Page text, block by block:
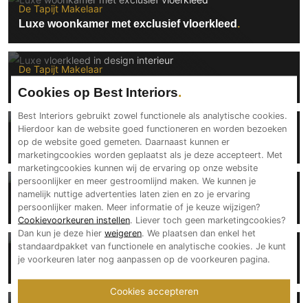
De Tapijt Makelaar
Luxe woonkamer met exclusief vloerkleed
De Tapijt Makelaar
De Tapijt Makelaar
Exclusief vloerkleed in luxe interieur
De Tapijt Makelaar
Luxe tapijt in design interieur
De Tapijt Makelaar
Luxe woonkamer met exclusief tapijt
Cookies op Best Interiors
Best Interiors gebruikt zowel functionele als analytische cookies.
Hierdoor kan de website goed functioneren en worden bezoeken
op de website goed gemeten. Daarnaast kunnen er
marketingcookies worden geplaatst als je deze accepteert. Met
marketingcookies kunnen wij de ervaring op onze website
persoonlijker en meer gestroomlijnd maken. We kunnen je
namelijk nuttige advertenties laten zien en zo je ervaring
persoonlijker maken. Meer informatie of je keuze wijzigen?
Cookievoorkeuren instellen. Liever toch geen marketingcookies?
Dan kun je deze hier weigeren. We plaatsen dan enkel het
standaardpakket van functionele en analytische cookies. Je kunt
je voorkeuren later nog aanpassen op de voorkeuren pagina.
Cookies accepteren